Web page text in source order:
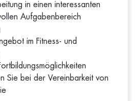
in einen interessanten
Aufgabenbereich
im Fitness- und
Sie bei der Vereinbarkeit von